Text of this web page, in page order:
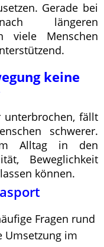
Gerade bei
längeren
viele Menschen
keine
fällt
schwerer.
Alltag in den
Beweglichkeit
können.